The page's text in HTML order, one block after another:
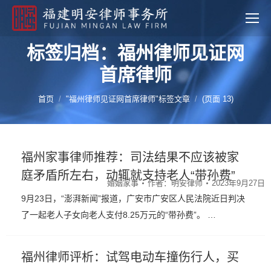
标签归档：福州律师见证网
首席律师
您的位置：
首页 "福州律师见证网首席律师"标签文章 (页面 13)
福州家事律师推荐：司法结果不应该被家
庭矛盾所左右，动辄就支持老人“带孙费”
婚姻家事 作者：明安律师 2023年9月27日
9月23日，“澎湃新闻”报道，广安市广安区人民法院近日判决
了一起老人子女向老人支付8.25万元的“带孙费”。 …
福州律师评析：试驾电动车撞伤行人，买